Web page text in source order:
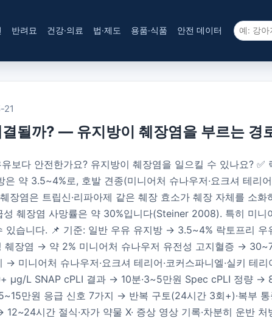
반려묘 건강·의료 법·제도 용품·식품 안전 데이터
21
될까? — 유지방이 췌장염을 부르는 경
보다 안전한가요? 유지방이 췌장염을 일으킬 수 있나요?
약 3.5~4%로, 호발 견종(미니어처 슈나우저·요크셔 테리
장염은 트립신·리파아제 같은 췌장 효소가 췌장 자체를 소
췌장염 사망률은 약 30%입니다(Steiner 2008). 특히 미
있습니다. 📌 기준: 일반 우유 유지방 → 3.5~4% 락토프리
장염 → 약 2% 미니어처 슈나우저 유전성 고지혈증 →
미니어처 슈나우저·요크셔 테리어·코커스파니엘·실키 테리
L SNAP cPLI 결과 → 10분·3~5만원 Spec cPLI 정량 →
만원 응급 신호 7가지 → 반복 구토(24시간 3회+)·복부 통
12~24시간 절식·자가 약물 X· 증상 영상 기록·차분히 운반